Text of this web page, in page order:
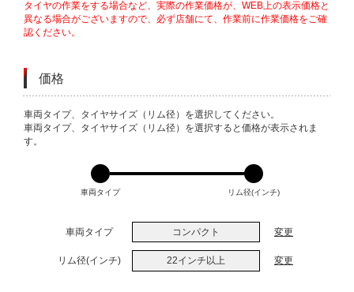
タイヤの作業をする場合など、実際の作業価格が、WEB上の表示価格と
異なる場合がございますので、必ず店舗にて、作業前に作業価格をご確
認ください。
価格
VARIATIONS
車両タイプ、タイヤサイズ（リム径）を選択してください。
車両タイプ、タイヤサイズ（リム径）を選択すると価格が表示されま
す。
車両タイプ リム径(インチ)
車両タイプ コンパクト 変更
リム径(インチ) 22インチ以上 変更